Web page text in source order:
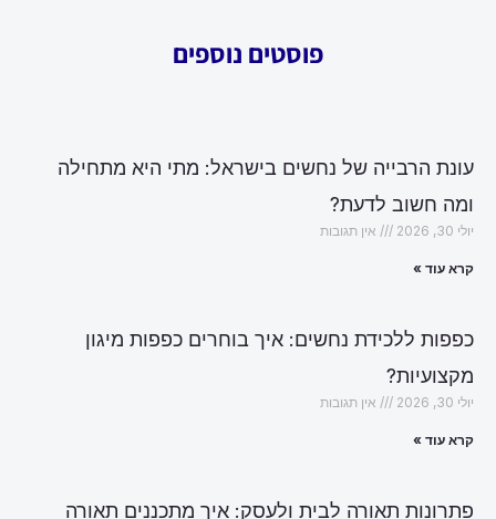
פוסטים נוספים
עונת הרבייה של נחשים בישראל: מתי היא מתחילה
ומה חשוב לדעת?
יולי 30, 2026 אין תגובות
קרא עוד »
כפפות ללכידת נחשים: איך בוחרים כפפות מיגון
מקצועיות?
יולי 30, 2026 אין תגובות
קרא עוד »
פתרונות תאורה לבית ולעסק: איך מתכננים תאורה